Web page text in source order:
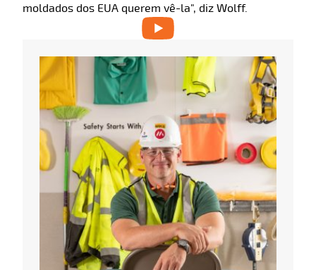
moldados dos EUA querem vê-la", diz Wolff.